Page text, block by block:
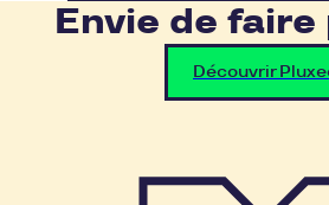
Envie de faire
Découvrir